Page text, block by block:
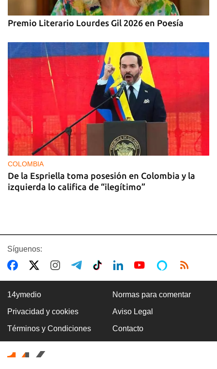
Premio Literario Lourdes Gil 2026 en Poesía
COLOMBIA
De la Espriella toma posesión en Colombia y la
izquierda lo califica de “ilegítimo”
BOXEO
El boxeo masculino cubano se quedó sin títulos
en Santo Domingo
Síguenos:
14ymedio Normas para comentar
Privacidad y cookies Aviso Legal
Términos y Condiciones Contacto